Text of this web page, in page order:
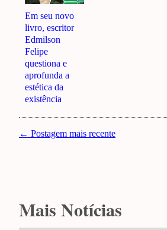
Em seu novo
livro, escritor
Edmilson
Felipe
questiona e
aprofunda a
estética da
existência
← Postagem mais recente
Mais Notícias